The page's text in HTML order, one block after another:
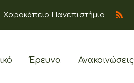
Χαροκόπειο Πανεπιστήμιο
Έρευνα Ανακοινώσεις